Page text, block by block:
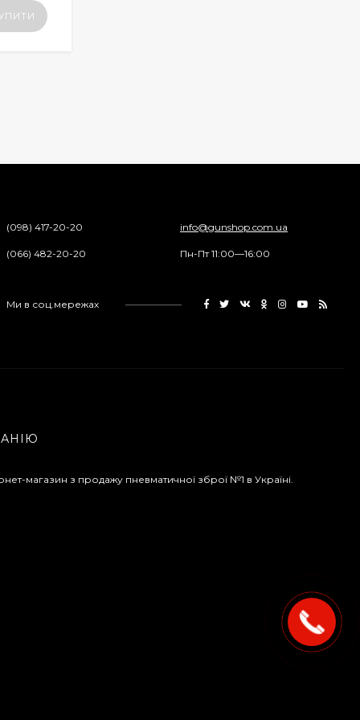
(098) 417-20-20
(066) 482-20-20
info@gunshop.com.ua
Пн-Пт 11:00—16:00
Ми в соц.мережах
магазин з продажу пневматичної зброї №1 в Україні.